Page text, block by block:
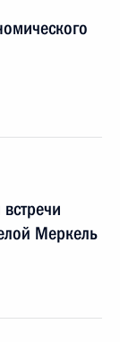
Меркель